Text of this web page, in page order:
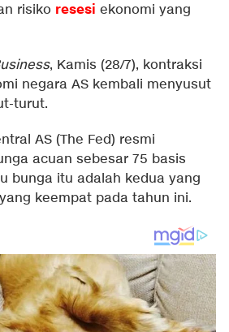
risiko resesi ekonomi yang
, Kamis (28/7), kontraksi
negara AS kembali menyusut
turut.
AS (The Fed) resmi
acuan sebesar 75 basis
bunga itu adalah kedua yang
keempat pada tahun ini.